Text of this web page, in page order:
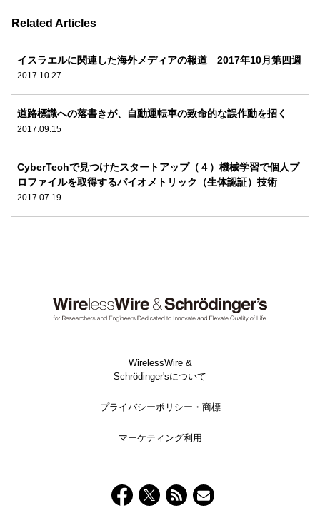
Related Articles
イスラエルに関連した海外メディアの報道 2017年10月第四週
2017.10.27
道路標識への落書きが、自動運転車の致命的な誤作動を招く
2017.09.15
CyberTechで見つけたスタートアップ（４）機械学習で個人プ
ロファイルを取得するバイオメトリック（生体認証）技術
2017.07.19
WirelessWire &
Schrödinger'sについて
プライバシーポリシー・商標
マーケティング利用